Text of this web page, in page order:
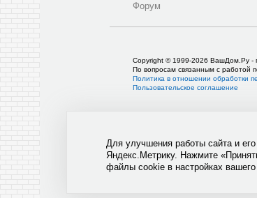
Форум
Copyright © 1999-2026 ВашДом.Ру -
По вопросам связанным с работой
Политика в отношении обработки
Пользовательское соглашение
Для улучшения работы сайта и
Яндекс.Метрику. Нажмите
файлы cookie в настройках